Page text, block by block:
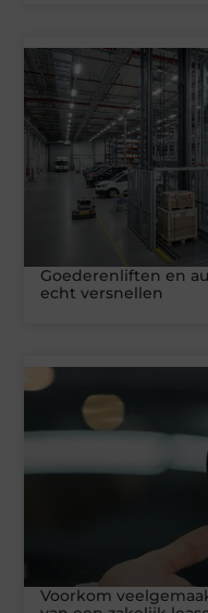
Goederenliften en
echt versnellen
Voorkom